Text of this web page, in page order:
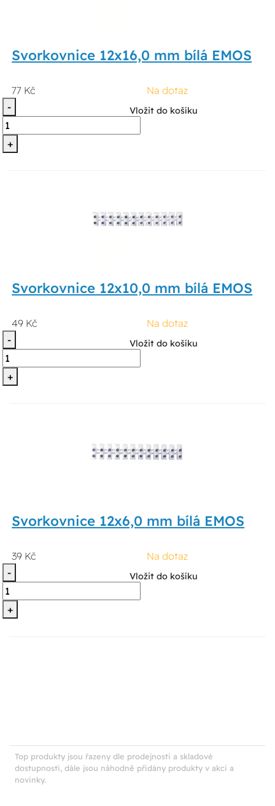
Svorkovnice 12x16,0 mm bílá EMOS
77 Kč
Na dotaz
-
+
Vložit do košíku
Svorkovnice 12x10,0 mm bílá EMOS
49 Kč
Na dotaz
-
+
Vložit do košíku
Svorkovnice 12x6,0 mm bílá EMOS
39 Kč
Na dotaz
-
+
Vložit do košíku
Top produkty jsou řazeny dle prodejnosti a skladové
dostupnosti, dále jsou náhodně přidány produkty v akci a
novinky.